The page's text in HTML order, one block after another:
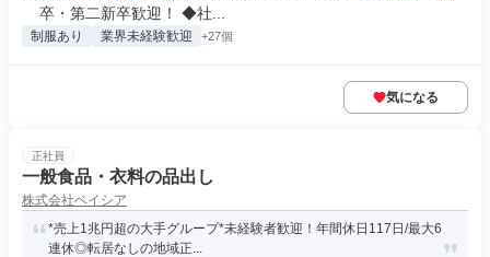
卒・第二新卒歓迎！ ◆社...
制服あり 業界未経験歓迎 +27個
気になる
正社員
一般食品・衣料の品出し
株式会社ベイシア
*売上1兆円超の大手グループ*未経験者歓迎！年間休日117日/最大6
連休◎転居なしの地域正...